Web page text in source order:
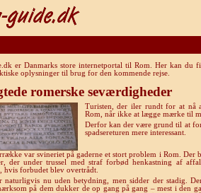
er Danmarks store internetportal til Rom. Her kan du
oplysninger til brug for den kommende rejse.
romerske seværdigheder
Turisten, der iler rundt for at nå
Rom, når ikke at lægge mærke til
Derfor kan der være grund til at
spadsereturen mere interessant.
var svineriet på gaderne et stort problem i Rom. Der
der under trussel med straf forbød henkastning af
hvis forbudet blev overtrådt.
naturligvis nu uden betydning, men sidder der stadig.
på dem dukker de op gang på gang – mest i den